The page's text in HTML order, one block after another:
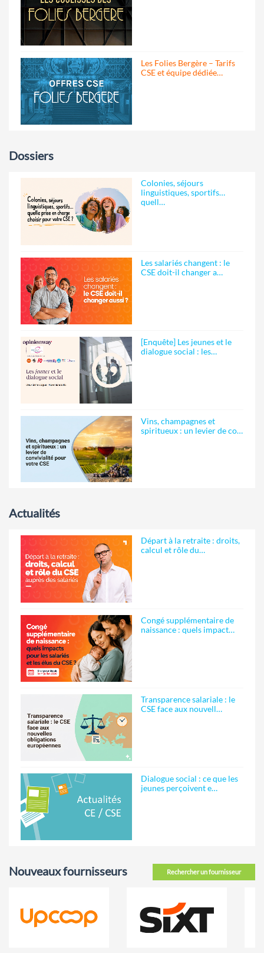
Les Folies Bergère – Tarifs
CSE et équipe dédiée…
Dossiers
Colonies, séjours
linguistiques, sportifs…
quell…
Les salariés changent : le
CSE doit-il changer a…
[Enquête] Les jeunes et le
dialogue social : les…
Vins, champagnes et
spiritueux : un levier de co…
Actualités
Départ à la retraite : droits,
calcul et rôle du…
Congé supplémentaire de
naissance : quels impact…
Transparence salariale : le
CSE face aux nouvell…
Dialogue social : ce que les
jeunes perçoivent e…
Rechercher un fournisseur
Nouveaux fournisseurs